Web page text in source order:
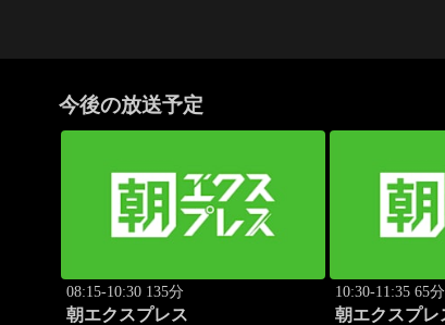
今後の放送予定
08:15-10:30 135分
朝エクスプレス
10:30-11:35 65分
朝エクスプレ